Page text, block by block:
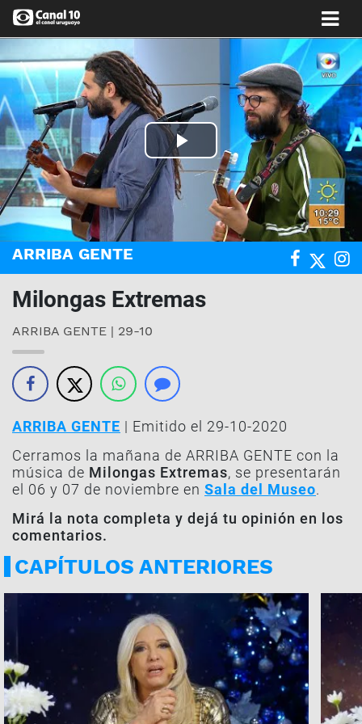
Play
Video
ARRIBA GENTE
Milongas Extremas
ARRIBA GENTE | 29-10
ARRIBA GENTE | Emitido el 29-10-2020
Cerramos la mañana de ARRIBA GENTE con la
música de Milongas Extremas, se presentarán
el 06 y 07 de noviembre en Sala del Museo.
Mirá la nota completa y dejá tu opinión en los
comentarios.
CAPÍTULOS ANTERIORES